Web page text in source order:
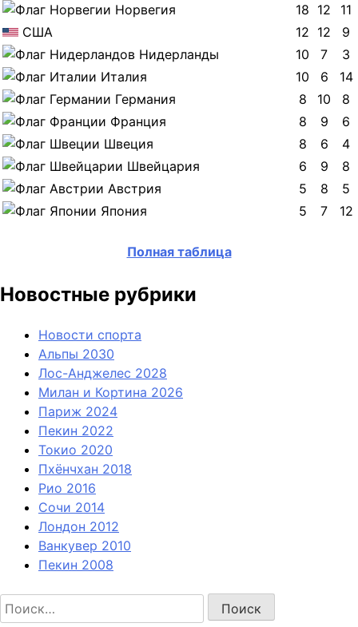
Норвегия 18 12
11
США
12 12
9
Нидерланды
10 7
3
Италия
10 6
14
Германия
8 10
8
Франция
8 9
6
Швеция
8 6
4
Швейцария
6 9
8
Австрия
5 8
5
Япония
5 7 12
Полная таблица
Новостные рубрики
Новости спорта
Альпы 2030
Лос-Анджелес 2028
Милан и Кортина 2026
Париж 2024
Пекин 2022
Токио 2020
Пхёнчхан 2018
Рио 2016
Сочи 2014
Лондон 2012
Ванкувер 2010
Пекин 2008
Найти: